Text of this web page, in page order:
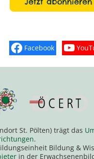
Finden Sie „So
Facebook
St. Pölten) trägt das
.
Bildung &
in der